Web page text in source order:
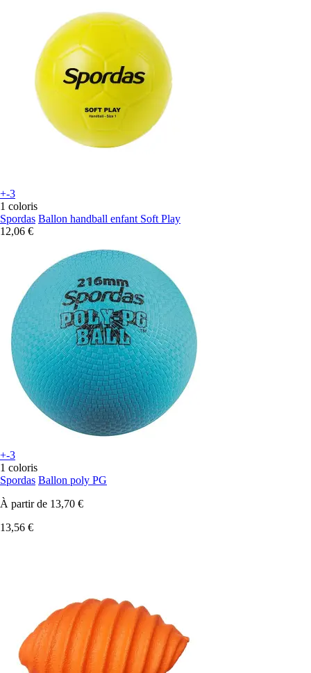
+-3
1 coloris
Spordas Ballon handball enfant Soft Play
12,06 €
+-3
1 coloris
Spordas Ballon poly PG
À partir de 13,70 €
13,56 €